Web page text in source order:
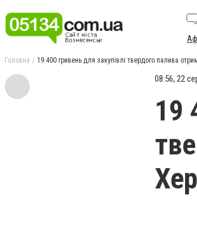
Головна 19 400 гривень для закупівлі твердого палива
08:56, 22
19